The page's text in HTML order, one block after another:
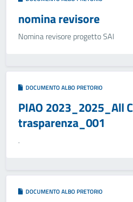
nomina revisore
Nomina revisore progetto SAI
DOCUMENTO ALBO PRETORIO
PIAO 2023_2025_All
trasparenza_001
.
DOCUMENTO ALBO PRETORIO